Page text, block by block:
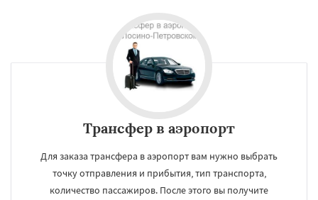
Трансфер в аэропорт
Для заказа трансфера в аэропорт вам нужно выбрать
точку отправления и прибытия, тип транспорта,
количество пассажиров. После этого вы получите